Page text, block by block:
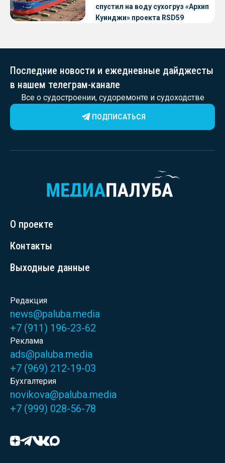
спустил на воду сухогруз «Архип
Куинджи» проекта RSD59
Последние новости и ежедневные дайджесты
в нашем телеграм-канале
Все о судостроении, судоремонте и судоходстве
ПОДПИСАТЬСЯ
О проекте
Контакты
Выходные данные
Редакция
news@paluba.media
+7 (911) 196-23-62
Реклама
ads@paluba.media
+7 (969) 212-19-03
Бухгалтерия
novikova@paluba.media
+7 (999) 028-56-78